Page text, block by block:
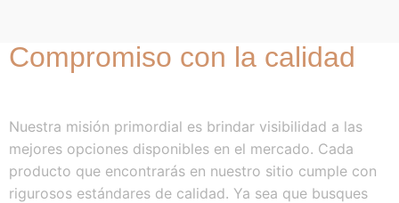
Compromiso con la calidad
Nuestra misión primordial es brindar visibilidad a las
mejores opciones disponibles en el mercado. Cada
producto que encontrarás en nuestro sitio cumple con
rigurosos estándares de calidad. Ya sea que busques